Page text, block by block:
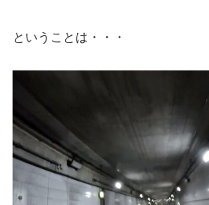
ということは・・・